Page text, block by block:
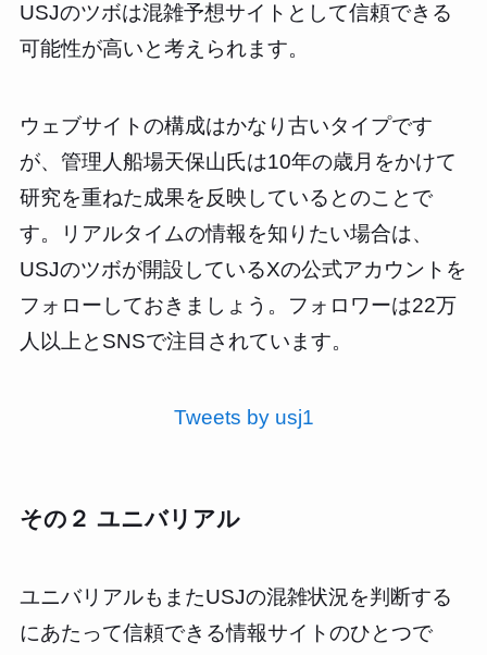
USJのツボは混雑予想サイトとして信頼できる
可能性が高いと考えられます。
ウェブサイトの構成はかなり古いタイプです
が、管理人船場天保山氏は10年の歳月をかけて
研究を重ねた成果を反映しているとのことで
す。リアルタイムの情報を知りたい場合は、
USJのツボが開設しているXの公式アカウントを
フォローしておきましょう。フォロワーは22万
人以上とSNSで注目されています。
Tweets by usj1
その２ ユニバリアル
ユニバリアルもまたUSJの混雑状況を判断する
にあたって信頼できる情報サイトのひとつで